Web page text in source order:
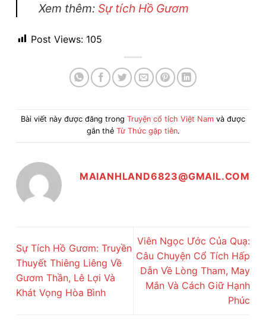
Xem thêm: Sự tích Hồ Gươm
Post Views: 105
Bài viết này được đăng trong Truyện cổ tích Việt Nam và được
gắn thẻ Từ Thức gặp tiên.
MAIANHLAND6823@GMAIL.COM
Sự Tích Hồ Gươm: Truyền
Thuyết Thiêng Liêng Về
Gươm Thần, Lê Lợi Và
Khát Vọng Hòa Bình
Viên Ngọc Ước Của Quạ:
Câu Chuyện Cổ Tích Hấp
Dẫn Về Lòng Tham, May
Mắn Và Cách Giữ Hạnh
Phúc